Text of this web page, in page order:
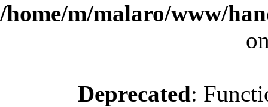
/home/m/malaro/www/
Deprecated: